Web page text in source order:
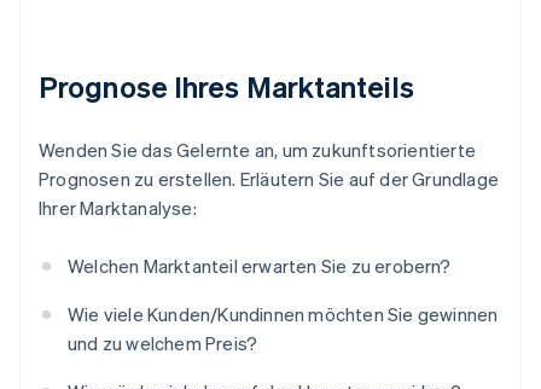
Prognose Ihres Marktanteils
Wenden Sie das Gelernte an, um zukunftsorientierte
Prognosen zu erstellen. Erläutern Sie auf der Grundlage
Ihrer Marktanalyse:
Welchen Marktanteil erwarten Sie zu erobern?
Wie viele Kunden/Kundinnen möchten Sie gewinnen
und zu welchem Preis?